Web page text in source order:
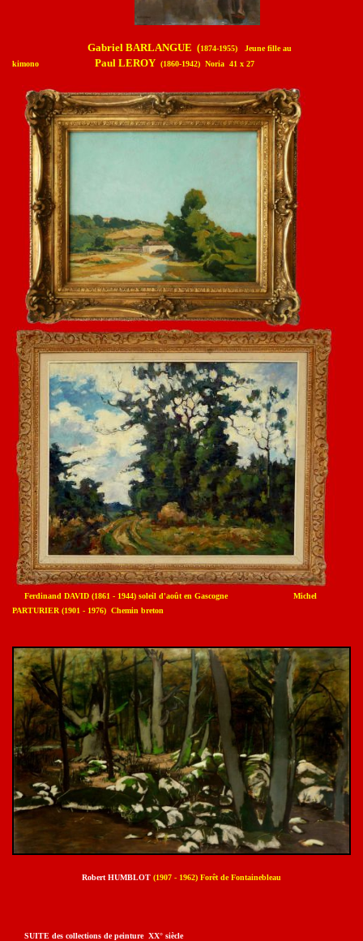
Gabriel BARLANGUE (1874-1955) Jeune fille au
kimono Paul LEROY (1860-1942) Noria 41 x 27
Ferdinand DAVID (1861 - 1944) soleil d'août en Gascogne Michel
PARTURIER (1901 - 1976) Chemin breton
Robert HUMBLOT (1907 - 1962) Forêt de Fontainebleau
SUITE des collections de peinture XX° siècle